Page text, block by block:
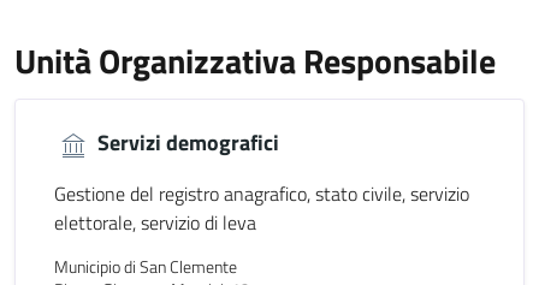
Unità Organizzativa Responsabile
Servizi demografici
Gestione del registro anagrafico, stato civile, servizio
elettorale, servizio di leva
Municipio di San Clemente